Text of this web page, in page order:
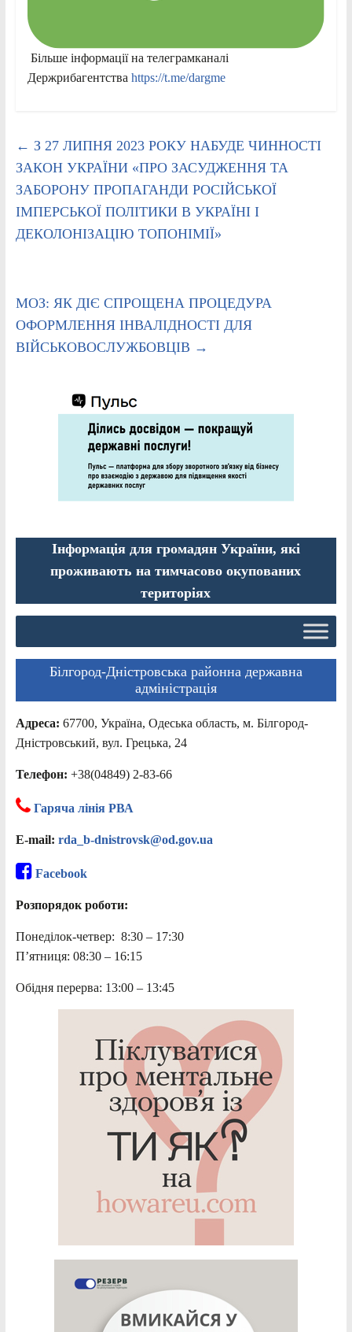
Більше інформації на телеграмканалі
Держрибагентства https://t.me/dargme
← З 27 ЛИПНЯ 2023 РОКУ НАБУДЕ ЧИННОСТІ
ЗАКОН УКРАЇНИ «ПРО ЗАСУДЖЕННЯ ТА
ЗАБОРОНУ ПРОПАГАНДИ РОСІЙСЬКОЇ
ІМПЕРСЬКОЇ ПОЛІТИКИ В УКРАЇНІ І
ДЕКОЛОНІЗАЦІЮ ТОПОНІМІЇ»
МОЗ: ЯК ДІЄ СПРОЩЕНА ПРОЦЕДУРА
ОФОРМЛЕННЯ ІНВАЛІДНОСТІ ДЛЯ
ВІЙСЬКОВОСЛУЖБОВЦІВ →
Інформація для громадян України, які
проживають на тимчасово окупованих
територіях
Білгород-Дністровська районна державна
адміністрація
Адреса: 67700, Україна, Одеська область, м. Білгород-
Дністровський, вул. Грецька, 24
Телефон: +38(04849) 2-83-66
Гаряча лінія РВА
E-mail: rda_b-dnistrovsk@od.gov.ua
Facebook
Розпорядок роботи:
Понеділок-четвер: 8:30 – 17:30
П’ятниця: 08:30 – 16:15
Обідня перерва: 13:00 – 13:45